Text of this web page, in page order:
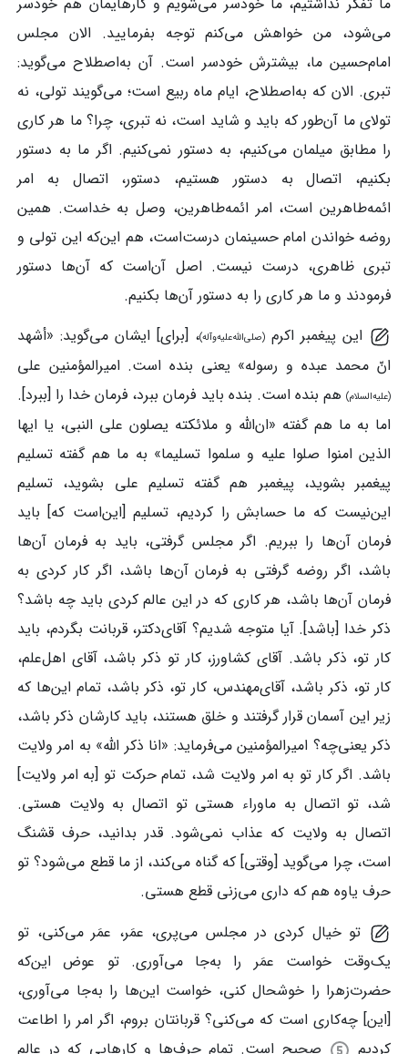
می‌شود، من خواهش می‌کنم توجه بفرمایید. الان مجلس
امام‌حسین ما، بیشترش خودسر است. آن به‌اصطلاح می‌گوید:
تبری. الان که به‌اصطلاح، ایام ماه ربیع است؛ می‌گویند تولی، نه
تولای ما آن‌طور که باید و شاید است، نه تبری، چرا؟ ما هر کاری
را مطابق میلمان می‌کنیم، به دستور نمی‌کنیم. اگر ما به دستور
بکنیم، اتصال به دستور هستیم، دستور، اتصال به امر
ائمه‌طاهرین است، امر ائمه‌طاهرین، وصل به خداست. همین
روضه خواندن امام حسینمان درست‌است، هم این‌که این تولی و
تبری ظاهری، درست نیست. اصل آن‌است که آن‌ها دستور
فرمودند و ما هر کاری را به دستور آن‌ها بکنیم.
این پیغمبر اکرم (صلی‌الله‌علیه‌وآله)، [برای] ایشان می‌گوید: «أشهد
انّ محمد عبده و رسوله» یعنی بنده است. امیرالمؤمنین علی
(علیه‌السلام) هم بنده است. بنده باید فرمان ببرد، فرمان خدا را [ببرد].
اما به ما هم گفته «ان‌الله و ملائکته یصلون علی النبی، یا ایها
الذین امنوا صلوا علیه و سلموا تسلیما» به ما هم گفته تسلیم
پیغمبر بشوید، پیغمبر هم گفته تسلیم علی بشوید، تسلیم
این‌نیست که ما حسابش را کردیم، تسلیم [این‌است که] باید
فرمان آن‌ها را ببریم. اگر مجلس گرفتی، باید به فرمان آن‌ها
باشد، اگر روضه گرفتی به فرمان آن‌ها باشد، اگر کار کردی به
فرمان آن‌ها باشد، هر کاری که در این عالم کردی باید چه باشد؟
ذکر خدا [باشد]. آیا متوجه شدیم؟ آقای‌دکتر، قربانت بگردم، باید
کار تو، ذکر باشد. آقای کشاورز، کار تو ذکر باشد، آقای اهل‌علم،
کار تو، ذکر باشد، آقای‌مهندس، کار تو، ذکر باشد، تمام این‌ها که
زیر این آسمان قرار گرفتند و خلق هستند، باید کارشان ذکر باشد،
ذکر یعنی‌چه؟ امیرالمؤمنین می‌فرماید: «انا ذکر الله» به امر ولایت
باشد. اگر کار تو به امر ولایت شد، تمام حرکت تو [به امر ولایت]
شد، تو اتصال به ماوراء هستی تو اتصال به ولایت هستی.
اتصال به ولایت که عذاب نمی‌شود. قدر بدانید، حرف قشنگ
است، چرا می‌گوید [وقتی] که گناه می‌کند، از ما قطع می‌شود؟ تو
حرف یاوه هم که داری می‌زنی قطع هستی.
تو خیال کردی در مجلس می‌پری، عمَر، عمَر می‌کنی، تو
یک‌وقت خواست عمَر را به‌جا می‌آوری. تو عوض این‌که
حضرت‌زهرا را خوشحال کنی، خواست این‌ها را به‌جا می‌آوری،
[این] چه‌کاری است که می‌کنی؟ قربانتان بروم، اگر امر را اطاعت
کردیم
صحیح است. تمام حرف‌ها و کارهایی که در عالم